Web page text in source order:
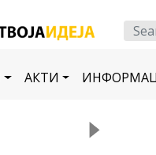
АКТИ